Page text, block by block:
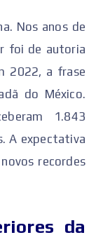
Nos anos de
foi de autoria
2022, a frase
do México.
1.843
A expectativa
recordes
da